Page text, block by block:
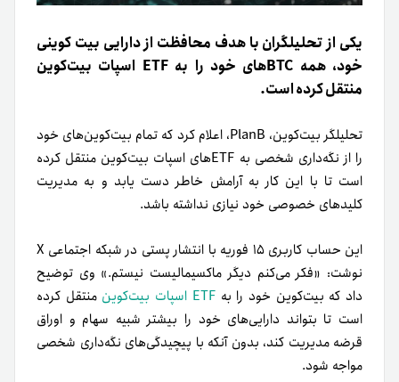
یکی از تحلیلگران با هدف محافظت از دارایی بیت کوینی
خود، همه BTCهای خود را به ETF اسپات بیت‌کوین
منتقل کرده است.
تحلیلگر بیت‌کوین، PlanB، اعلام کرد که تمام بیت‌کوین‌های خود
را از نگه‌داری شخصی به ETFهای اسپات بیت‌کوین منتقل کرده
است تا با این کار به آرامش خاطر دست یابد و به مدیریت
کلیدهای خصوصی خود نیازی نداشته باشد.
این حساب کاربری ۱۵ فوریه با انتشار پستی در شبکه اجتماعی X
نوشت: «فکر می‌کنم دیگر ماکسیمالیست نیستم.» وی توضیح
داد که بیت‌کوین خود را بهETF اسپات بیت‌کوین
منتقل کرده
است تا بتواند دارایی‌های خود را بیشتر شبیه سهام و اوراق
قرضه مدیریت کند، بدون آنکه با پیچیدگی‌های نگه‌داری شخصی
مواجه شود.